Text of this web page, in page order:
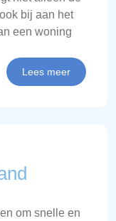
bij aan het
een woning
Lees meer
om snelle en